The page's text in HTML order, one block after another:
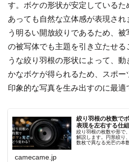
す。ボケの形状が安定しているた
あっても自然な立体感が表現さ
う明るい開放絞りであるため、
の被写体でも主題を引き立たせる
うな絞り羽根の形状によって、
かなボケが得られるため、スポー
印象的な写真を生み出すのに最適
絞り羽根の枚数で
表現を左右する仕
絞り羽根の枚数や形で
解説します。円形絞り
数枚で異なる光芒の本
camecame.jp